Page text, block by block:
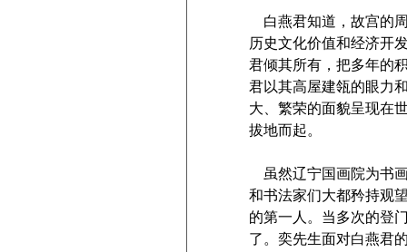
白燕君知道，故宫的
历史文化价值和经济开
君倾其所有，把多年的
君以其高屋建瓴的眼力
大、繁荣的面貌呈现在
拔地而起。
虽然辽宁国画院为书
和书法家们大都矜持观
的第一人。当多次的登
了。奕先生面对白燕君